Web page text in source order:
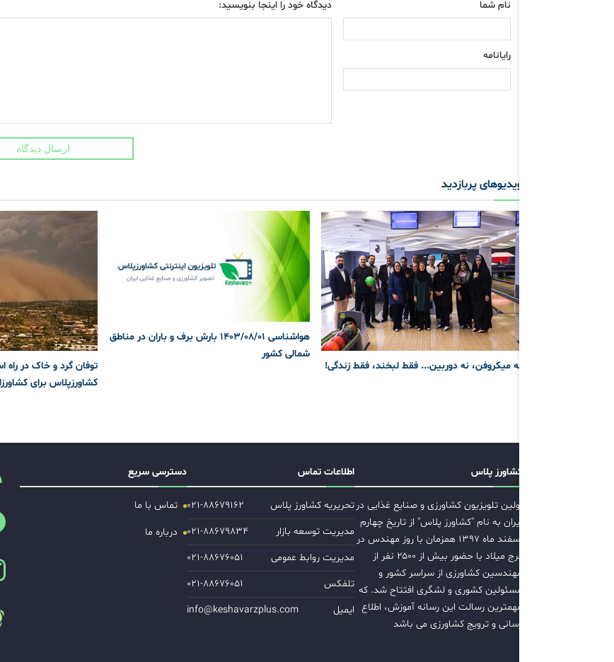
نام شما
رایانامه
دیدگاه خود را اینجا بنویسید:
ارسال دیدگاه
ویدیوهای پربازدید
نه میکروفن، نه دوربین... فقط لبخند، فقط زندگی!
هواشناسی 1403/08/01 بارش برف و باران در مناطق
شمالی کشور
توفان گرد و خاک در
کشاورزپلاس برای
کشاورز پلاس
اولین تلویزیون کشاورزی و صنایع غذایی در
ایران به نام "کشاورز پلاس" از تاریخ چهارم
اسفند ماه ۱۳۹۷ همزمان با روز مهندس در
برج میلاد با حضور بیش از ۲۵۰۰ نفر از
مهندسین کشاورزی از سراسر کشور و
مسئولین کشوری و لشگری افتتاح شد. که
مهمترین رسالت این رسانه آموزش، اطلاع
رسانی و ترویج کشاورزی می باشد
اطلاعات تماس
تحریریه کشاورز پلاس
۰۲۱-۸۸۶۷۹۱۶۲
مدیریت توسعه بازار
۰۲۱-۸۸۶۷۹۸۳۴
مدیریت روابط عمومی
۰۲۱-۸۸۶۷۶۰۵۱
تلفکس
۰۲۱-۸۸۶۷۶۰۵۱
ایمیل
info@keshavarzplus.com
دسترسی سریع
تماس با ما
درباره ما